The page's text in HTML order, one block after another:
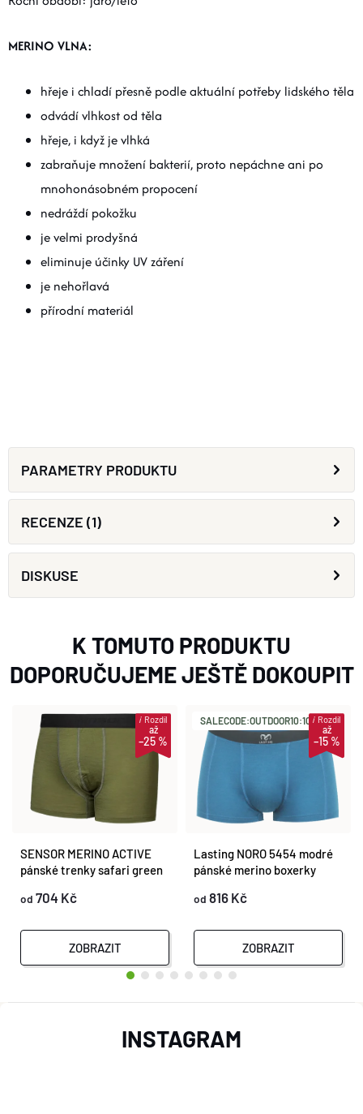
MERINO VLNA:
hřeje i chladí přesně podle aktuální potřeby lidského těla
odvádí vlhkost od těla
hřeje, i když je vlhká
zabraňuje množení bakterií, proto nepáchne ani po
mnohonásobném propocení
nedráždí pokožku
je velmi prodyšná
eliminuje účinky UV záření
je nehořlavá
přírodní materiál
PARAMETRY PRODUKTU
RECENZE (1)
DISKUSE
K TOMUTO PRODUKTU
DOPORUČUJEME JEŠTĚ DOKOUPIT
až
–25 %
iRozdíl
SENSOR MERINO ACTIVE
pánské trenky safari green
od 704 Kč
ZOBRAZIT
SALECODE:OUTDOOR10:10:%
až
–15 %
iRozdíl
Lasting NORO 5454 modré
pánské merino boxerky
od 816 Kč
ZOBRAZIT
INSTAGRAM